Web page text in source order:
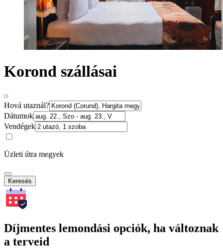
Korond szállásai
Hová utaznál?
Dátumok
Vendégek
Üzleti útra megyek
Keresés
Díjmentes lemondási opciók, ha változnak
a terveid